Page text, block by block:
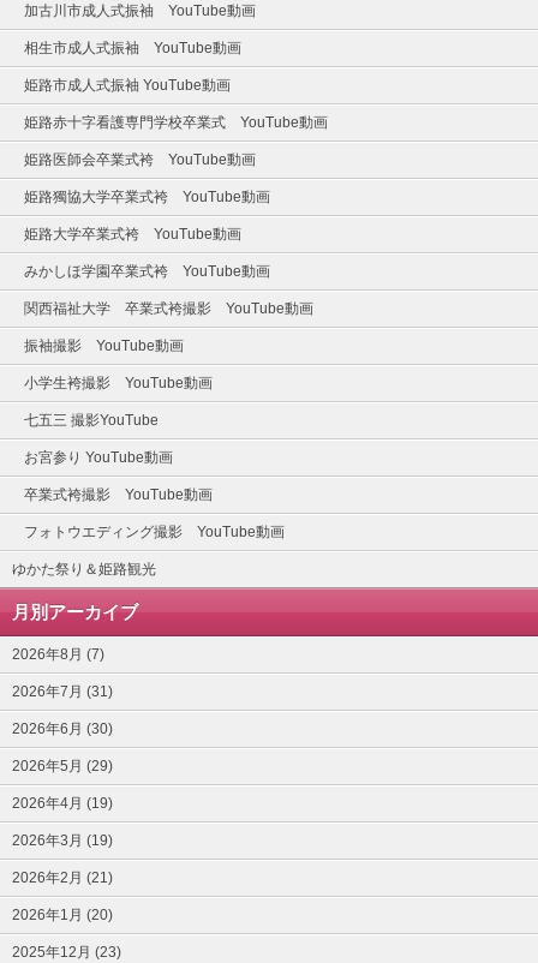
加古川市成人式振袖 YouTube動画
相生市成人式振袖 YouTube動画
姫路市成人式振袖 YouTube動画
姫路赤十字看護専門学校卒業式 YouTube動画
姫路医師会卒業式袴 YouTube動画
姫路獨協大学卒業式袴 YouTube動画
姫路大学卒業式袴 YouTube動画
みかしほ学園卒業式袴 YouTube動画
関西福祉大学 卒業式袴撮影 YouTube動画
振袖撮影 YouTube動画
小学生袴撮影 YouTube動画
七五三 撮影YouTube
お宮参り YouTube動画
卒業式袴撮影 YouTube動画
フォトウエディング撮影 YouTube動画
ゆかた祭り＆姫路観光
月別アーカイブ
2026年8月 (7)
2026年7月 (31)
2026年6月 (30)
2026年5月 (29)
2026年4月 (19)
2026年3月 (19)
2026年2月 (21)
2026年1月 (20)
2025年12月 (23)